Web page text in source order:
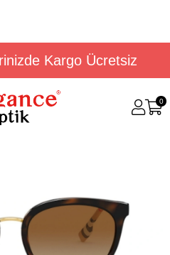
Kargo Ücretsiz
0